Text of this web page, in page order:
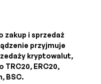
zakup i sprzedaż
przyjmuje
kryptowalut,
TRC20, ERC20,
BSC.